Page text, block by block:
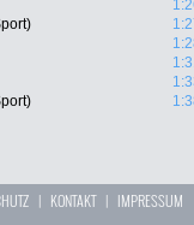
| KONTAKT| IMPRESSUM